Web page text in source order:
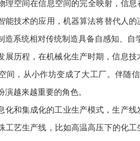
理空间在信息空间的完全映射，信
能技术的应用，机器算法将替代人
造系统相对传统制造具备自感知、
展历程，在机械化生产时期，信息
间，从小作坊变成了大工厂。伴随
演越来越重要的角色。
化和集成化的工业生产模式，生产
工艺生产线，比如高温高压下的化